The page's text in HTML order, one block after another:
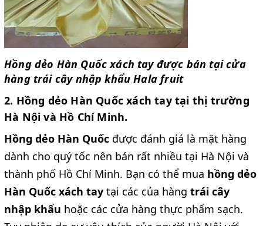
Hồng dẻo Hàn Quốc xách tay được bán tại cửa
hàng trái cây nhập khẩu Hala fruit
2. Hồng dẻo Hàn Quốc xách tay tại thị trường
Hà Nội và Hồ Chí Minh.
Hồng dẻo Hàn Quốc được đánh giá là mặt hàng
dành cho quý tốc nên bán rất nhiều tại Hà Nội và
thành phố Hồ Chí Minh. Bạn có thể mua hồng dẻo
Hàn Quốc xách tay tại các của hàng trái cây
nhập khẩu hoặc các cửa hàng thực phẩm sạch.